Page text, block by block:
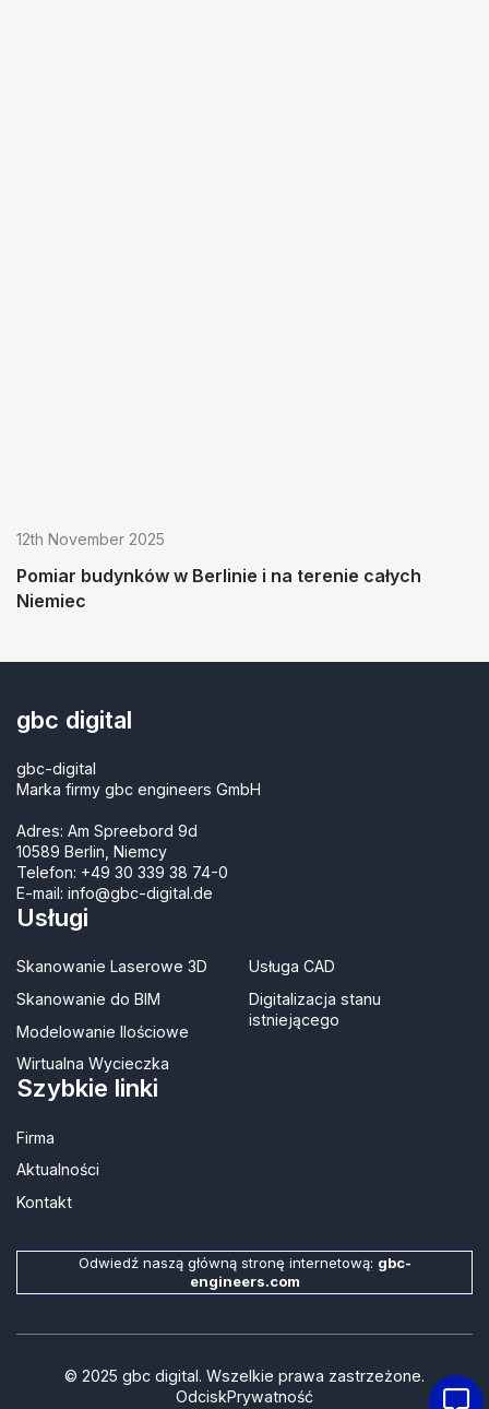
12th November 2025
Pomiar budynków w Berlinie i na terenie całych
Niemiec
gbc digital
gbc-digital
Marka firmy gbc engineers GmbH
Adres: Am Spreebord 9d
10589 Berlin, Niemcy
Telefon: +49 30 339 38 74-0
E-mail: info@gbc-digital.de
Usługi
Skanowanie Laserowe 3D
Skanowanie do BIM
Modelowanie Ilościowe
Wirtualna Wycieczka
Usługa CAD
Digitalizacja stanu
istniejącego
Szybkie linki
Firma
Aktualności
Kontakt​
Odwiedź naszą główną stronę internetową: gbc-
engineers.com
© 2025 gbc digital. Wszelkie prawa zastrzeżone.
OdciskPrywatność